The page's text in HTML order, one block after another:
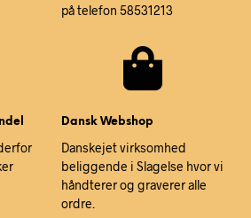
på telefon 58531213
Dansk Webshop
Danskejet virksomhed
beliggende i Slagelse hvor vi
håndterer og graverer alle
ordre.